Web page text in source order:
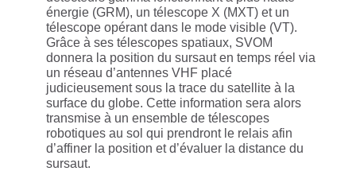
énergie (GRM), un télescope X (MXT) et un
télescope opérant dans le mode visible (VT).
Grâce à ses télescopes spatiaux, SVOM
donnera la position du sursaut en temps réel via
un réseau d’antennes VHF placé
judicieusement sous la trace du satellite à la
surface du globe. Cette information sera alors
transmise à un ensemble de télescopes
robotiques au sol qui prendront le relais afin
d’affiner la position et d’évaluer la distance du
sursaut.